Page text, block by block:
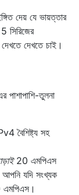
দেয় যে ভায়ত্তার
সিরিজের
দেখতে দেখতে চাই।
পাশাপাশি-তুলনা
বৈশিষ্ট্য সহ
20 এমপিএস
যদি সংখ্যক
এমপিএস।